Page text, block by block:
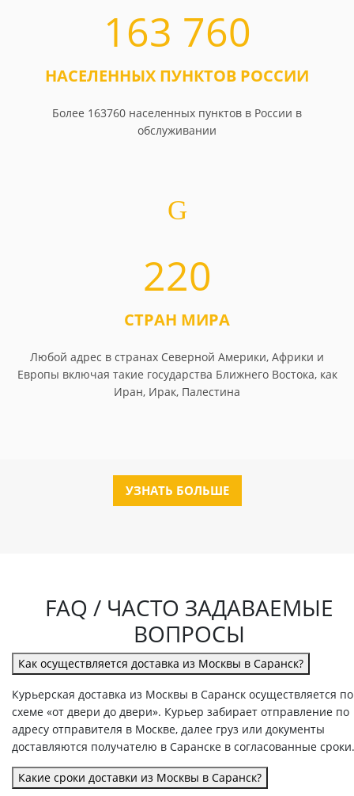
163 760
НАСЕЛЕННЫХ ПУНКТОВ РОССИИ
Более 163760 населенных пунктов в России в
обслуживании
220
СТРАН МИРА
Любой адрес в странах Северной Америки, Африки и
Европы включая такие государства Ближнего Востока, как
Иран, Ирак, Палестина
УЗНАТЬ БОЛЬШЕ
FAQ / ЧАСТО ЗАДАВАЕМЫЕ
ВОПРОСЫ
Как осуществляется доставка из Москвы в Саранск?
Курьерская доставка из Москвы в Саранск осуществляется по
схеме «от двери до двери». Курьер забирает отправление по
адресу отправителя в Москве, далее груз или документы
доставляются получателю в Саранске в согласованные сроки.
Какие сроки доставки из Москвы в Саранск?